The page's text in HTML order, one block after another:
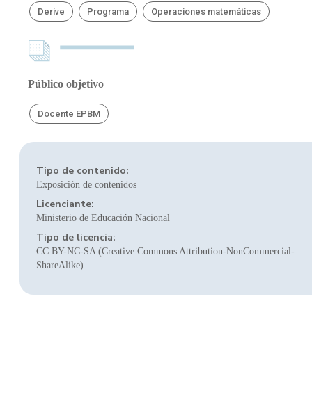
Derive Programa Operaciones matemáticas
Público objetivo
Docente EPBM
Tipo de contenido:
Exposición de contenidos
Licenciante:
Ministerio de Educación Nacional
Tipo de licencia:
CC BY-NC-SA (Creative Commons Attribution-NonCommercial-
ShareAlike)